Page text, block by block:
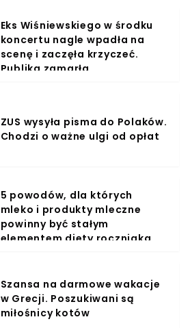
Eks Wiśniewskiego w środku
koncertu nagle wpadła na
scenę i zaczęła krzyczeć.
Publika zamarła
ZUS wysyła pisma do Polaków.
Chodzi o ważne ulgi od opłat
5 powodów, dla których
mleko i produkty mleczne
powinny być stałym
elementem diety roczniaka
Szansa na darmowe wakacje
w Grecji. Poszukiwani są
miłośnicy kotów